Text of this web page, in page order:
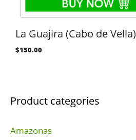
La Guajira (Cabo de Vella)
$150.00
Product categories
Amazonas